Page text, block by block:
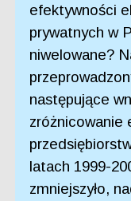
efektywności
prywatnych w
niwelowane?
następujące
zróżnicowanie
latach 1999-
zmniejszyło,